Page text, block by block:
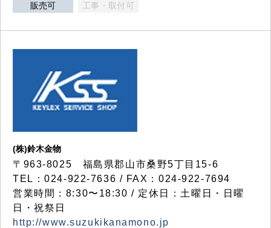
販売可 工事・取付可
(株)鈴木金物
〒963-8025 福島県郡山市桑野5丁目15-6
TEL：024-922-7636 / FAX：024-922-7694
営業時間：8:30〜18:30 / 定休日：土曜日・日曜
日・祝祭日
http://www.suzukikanamono.jp